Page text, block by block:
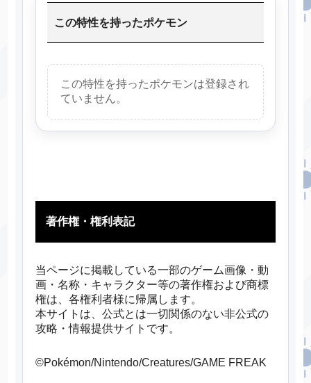
この特性を持ったポケモン
この特性を持ったポケモンは登録され
ていません。
著作権・権利表記
当ページに掲載している一部のゲーム画像・動
画・名称・キャラクター等の著作権および商標
権は、各権利者様に帰属します。
本サイトは、公式とは一切関係のない非公式の
攻略・情報提供サイトです。
©Pokémon/Nintendo/Creatures/GAME FREAK